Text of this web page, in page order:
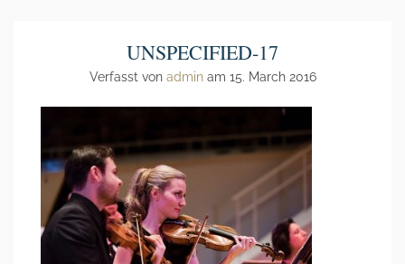
UNSPECIFIED-17
Verfasst von adminam 15. March 2016